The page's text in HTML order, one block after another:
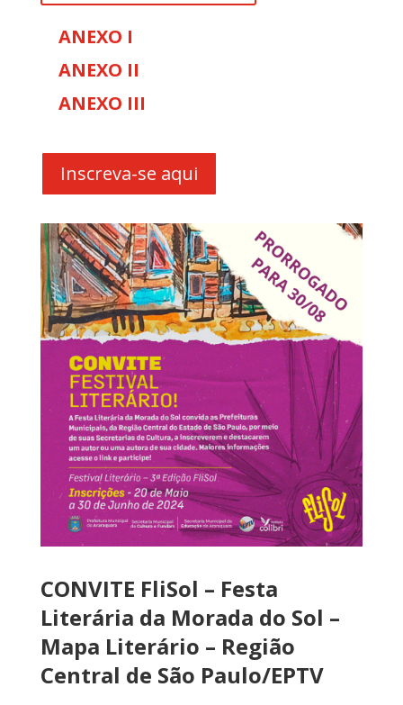
ANEXO I
ANEXO II
ANEXO III
Inscreva-se aqui
CONVITE FliSol – Festa
Literária da Morada do Sol –
Mapa Literário – Região
Central de São Paulo/EPTV